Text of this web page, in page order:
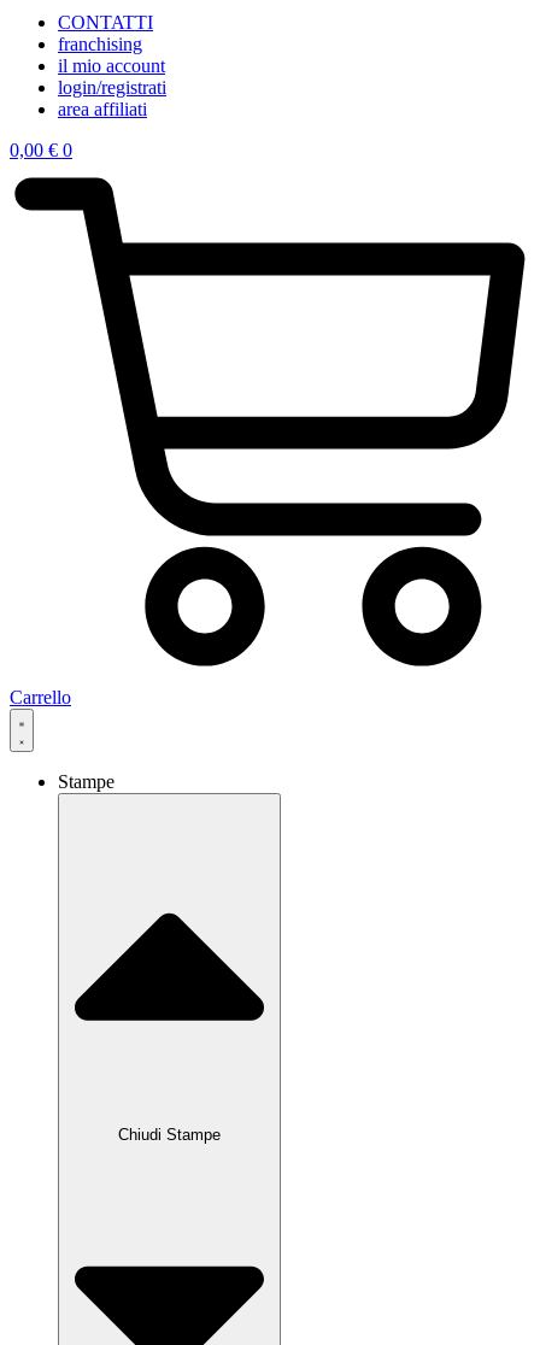
CONTATTI
franchising
il mio account
login/registrati
area affiliati
0,00 € 0
Carrello
Stampe
Chiudi Stampe